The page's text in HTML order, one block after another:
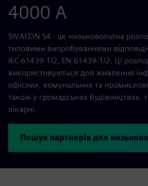
4000 А
SIVACON S4 - це низьковольтна
типовими випробуваннями
IEC 61439-1/2, EN 61439-1/2. Ці
використовуються для живлення
офісних, комунальних та
також у громадських будівництвах,
лікарні.